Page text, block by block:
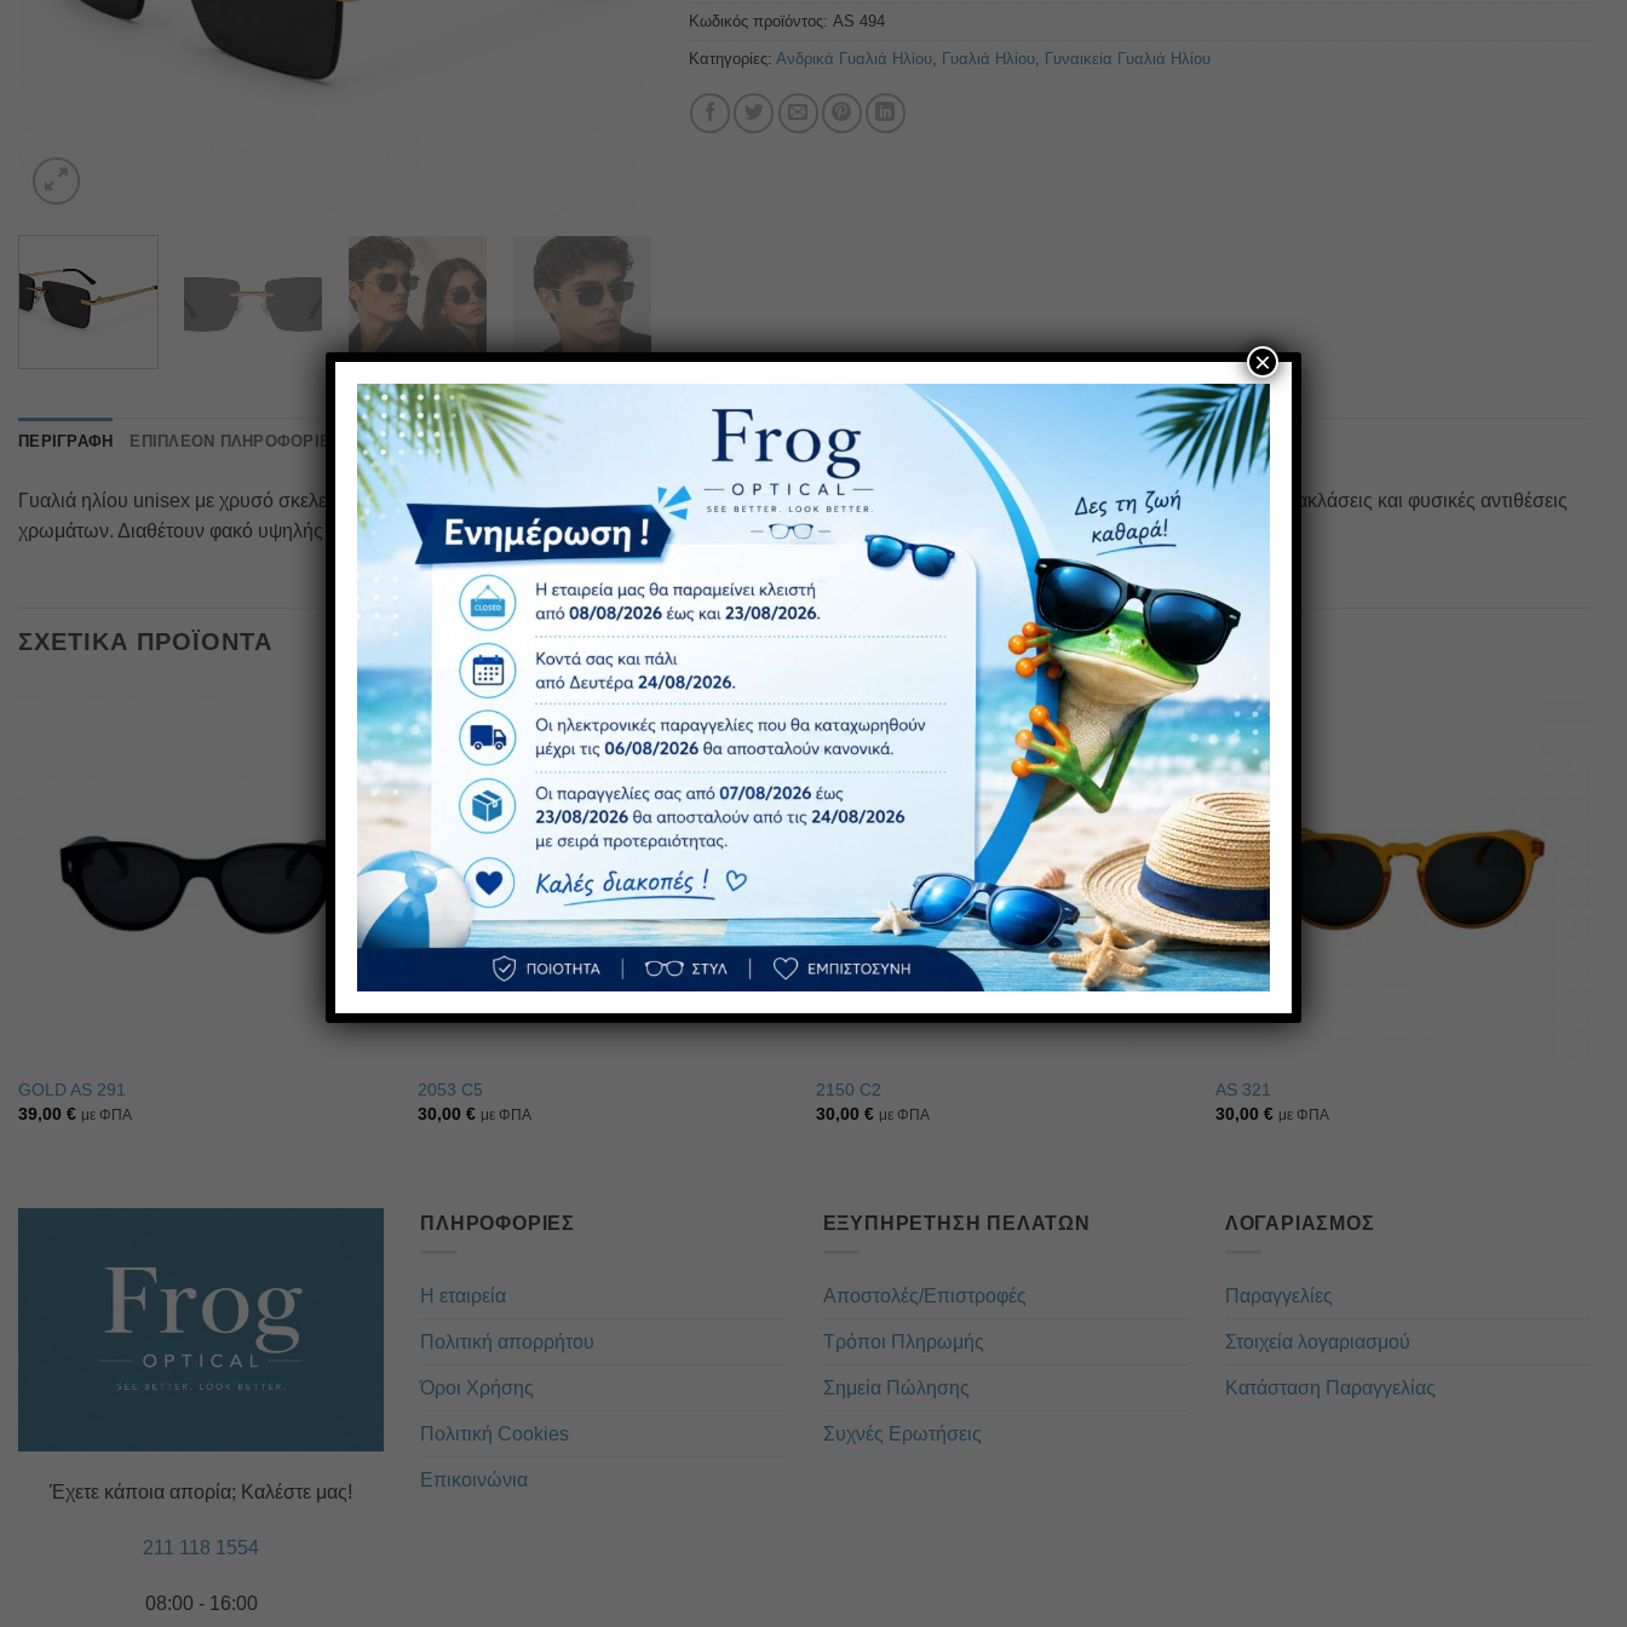
Κωδικός προϊόντος: AS 494
Κατηγορίες: Ανδρικά Γυαλιά Ηλίου, Γυαλιά Ηλίου, Γυναικεία Γυαλιά Ηλίου
ΠΕΡΙΓΡΑΦΉ ΕΠΙΠΛΈΟΝ ΠΛΗΡΟΦΟΡΊΕΣ ΑΞΙΟΛΟΓΉΣΕΙΣ (0)
Γυαλιά ηλίου unisex με χρυσό σκελετό. Διαθέτουν προστασία UV400 και Polarized φακό. Πολωτικά γυαλιά ηλίου: προσφέρουν μια εικόνα χωρίς αντανακλάσεις και φυσικές αντιθέσεις
χρωμάτων. Διαθέτουν φακό υψηλής αντοχής στα χτυπήματα που παρέχει απόλυτη άνεση χάρη στην ευελιξία και το χαμηλό του βάρος.
ΣΧΕΤΙΚΆ ΠΡΟΪΌΝΤΑ
GOLD AS 291
39,00 € με ΦΠΑ
ΠΡΟΣΦΟΡΑ
1+1 ΔΩΡΟ
Πρόσθήκη
στην λίστα
επιθυμιών
2053 C5
30,00 € με ΦΠΑ
Πρόσθήκη
στην λίστα
επιθυμιών
2150 C2
30,00€ με ΦΠΑ
AS 321
30,00€ με ΦΠΑ
Έχετε κάποια απορία; Καλέστε μας!
211 118 1554
08:00 - 16:00
ΠΛΗΡΟΦΟΡΊΕΣ
Η εταιρεία
Πολιτική απορρήτου
Όροι Χρήσης
Πολιτική Cookies
Επικοινώνια
ΕΞΥΠΗΡΈΤΗΣΗ ΠΕΛΑΤΏΝ
Αποστολές/Επιστροφές
Τρόποι Πληρωμής
Σημεία Πώλησης
Συχνές Ερωτήσεις
ΛΟΓΑΡΙΑΣΜΌΣ
Παραγγελίες
Στοιχεία λογαριασμού
Κατάσταση Παραγγελίας
×